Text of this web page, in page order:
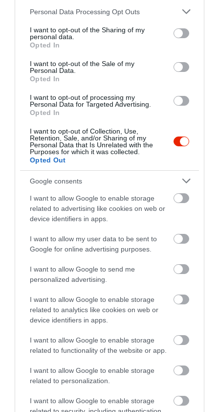
Please note that this website/app uses one or more Google
not limited to your visit or usage behaviour. You may click to
grant or deny consent to Google and its third-party tags to
use your data for below specified purposes in below Google
consent section.
Personal Data Processing Opt Outs
I want to opt-out of the Sharing of my
personal data.
Opted In
I want to opt-out of the Sale of my
Personal Data.
Opted In
I want to opt-out of processing my
Personal Data for Targeted Advertising.
Opted In
I want to opt-out of Collection, Use,
Retention, Sale, and/or Sharing of my
Personal Data that Is Unrelated with the
Purposes for which it was collected.
Opted Out
Google consents
I want to allow Google to enable storage
related to advertising like cookies on web or
device identifiers in apps.
I want to allow my user data to be sent to
Google for online advertising purposes.
I want to allow Google to send me
personalized advertising.
I want to allow Google to enable storage
related to analytics like cookies on web or
device identifiers in apps.
I want to allow Google to enable storage
related to functionality of the website or app.
I want to allow Google to enable storage
related to personalization.
I want to allow Google to enable storage
Értékelések Értékeld Te is
3.6
2 1
1 1
Bari Kiara
2023. Augusztus 5.
Igazából zárás előtt
rendeltem.. nem várok el
csodát de hogy rendesen fel
se szeletelik és négy sajtos
pizzahoz képest egy szeleten
amúgy is csak feta és trappista
van rajta. Mindegy nem
borzaszto de pl a dolcevitahoz
nem jöhet. Soha többet nem
Jelentés